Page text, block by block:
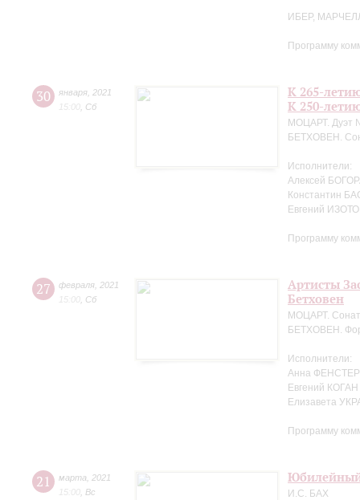
ИБЕР,
Программу
30 января 2021
15:00 Сб
К 265-
К 250-
МОЦАРТ. Дуэт
БЕТХОВЕН.
Исполнители:
Алексей
Константин
Евгений
Программу
27 февраля 2021
15:00 Сб
Артисты
Бетховен
МОЦАРТ.
БЕТХОВЕН.
Исполнители:
Анна ФЕНСТЕР
Евгений
Елизавета
Программу
21 марта
2021
15:00 Вс
Юбилейный
И.С. БАХ